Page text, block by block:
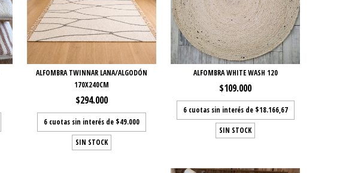
ALFOMBRA TWINNAR LANA/ALGODÓN
170X240CM
$294.000
6 cuotas sin interés de $49.000
SIN STOCK
ALFOMBRA WHITE WASH 120
$109.000
6 cuotas sin interés de $18.166,67
SIN STOCK